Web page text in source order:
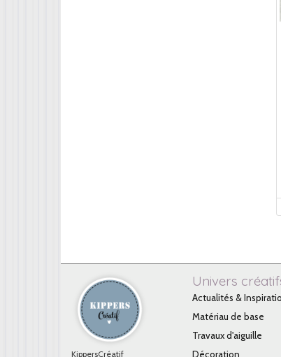
KippersCréatif
Univers
Actualités &
Matériau de base
Travaux d'aiguille
Décoration